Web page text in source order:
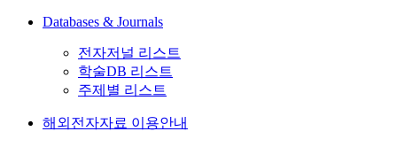
Databases & Journals
전자저널 리스트
학술DB 리스트
주제별 리스트
해외전자자료 이용안내